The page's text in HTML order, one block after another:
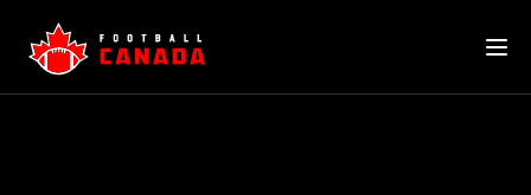
content